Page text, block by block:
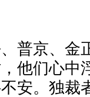
普京、金
他们心中
安。独裁